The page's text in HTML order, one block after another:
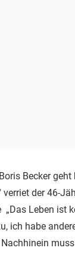
Becker
verriet der 46-
Leben ist
ich habe